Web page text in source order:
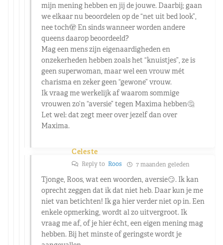
mijn mening hebben en jij de jouwe. Daarbij; gaan
we elkaar nu beoordelen op de “net uit bed look”,
nee toch🫣 En sinds wanneer worden andere
queens daarop beoordeeld?
Mag een mens zijn eigenaardigheden en
onzekerheden hebben zoals het “knuistjes”, ze is
geen superwoman, maar wel een vrouw mét
charisma en zeker geen “gewone” vrouw.
Ik vraag me werkelijk af waarom sommige
vrouwen zo’n “aversie” tegen Maxima hebben🤔
Let wel: dat zegt meer over jezelf dan over
Maxima.
Celeste
Reply to Roos 7 maanden geleden
Tjonge, Roos, wat een woorden, aversie😏. Ik kan
oprecht zeggen dat ik dat niet heb. Daar kun je me
niet van betichten! Ik ga hier verder niet op in. Een
enkele opmerking, wordt al zo uitvergroot. Ik
vraag me af, of je hier écht, een eigen mening mag
hebben. Bij het minste of geringste wordt je